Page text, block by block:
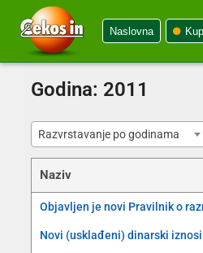
Naslovna
Godina: 2011
Razvrstavanje po godinama
Naziv
Objavljen je novi Pravilnik o
Novi (usklađeni) dinarski